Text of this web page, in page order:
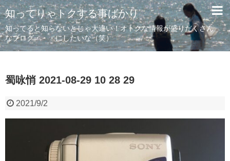
知ってりゃトクする事ばかり
知ってると知らないとじゃ大違い！オトクな情報が盛りだくさん
なブログ・・・にしたいな（笑）
蜀咏悄 2021-08-29 10 28 29
2021/9/2